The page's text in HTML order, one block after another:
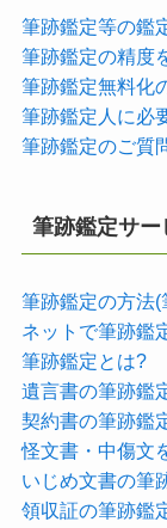
筆跡鑑定等の鑑
筆跡鑑定の精度
筆跡鑑定無料化
筆跡鑑定人に必
筆跡鑑定のご質
筆跡鑑定サー
筆跡鑑定の方法
ネットで筆跡鑑
筆跡鑑定とは?
遺言書の筆跡鑑
契約書の筆跡鑑
怪文書・中傷文
いじめ文書の筆
領収証の筆跡鑑